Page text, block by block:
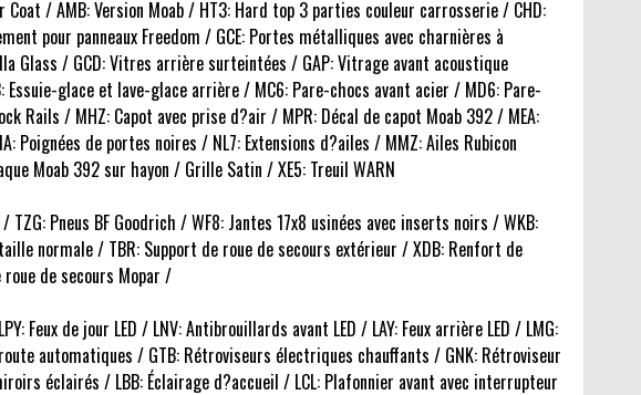
/ AMB: Version Moab / HT3: Hard top 3 parties couleur carrosserie / CHD:
pour panneaux Freedom / GCE: Portes métalliques avec charnières à
Glass / GCD: Vitres arrière surteintées / GAP: Vitrage avant acoustique
glace et lave-glace arrière / MC6: Pare-chocs avant acier / MD6: Pare-
Rails / MHZ: Capot avec prise d?air / MPR: Décal de capot Moab 392 / MEA:
Poignées de portes noires / NL7: Extensions d?ailes / MMZ: Ailes Rubicon
Moab 392 sur hayon / Grille Satin / XE5: Treuil WARN
TZG: Pneus BF Goodrich / WF8: Jantes 17x8 usinées avec inserts noirs / WKB:
normale / TBR: Support de roue de secours extérieur / XDB: Renfort de
de secours Mopar /
Feux de jour LED / LNV: Antibrouillards avant LED / LAY: Feux arrière LED / LMG:
automatiques / GTB: Rétroviseurs électriques chauffants / GNK: Rétroviseur
éclairés / LBB: Éclairage d?accueil / LCL: Plafonnier avant avec interrupteur